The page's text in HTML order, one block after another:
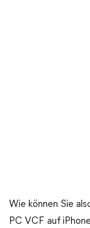
Wie können Sie
PC VCF auf